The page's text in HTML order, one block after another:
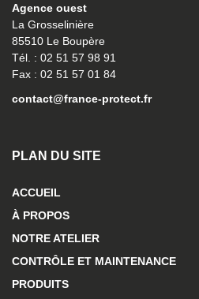
Agence ouest
La Grosselinière
85510 Le Boupère
Tél. : 02 51 57 98 91
Fax : 02 51 57 01 84
contact@france-protect.fr
PLAN DU SITE
ACCUEIL
À PROPOS
NOTRE ATELIER
CONTRÔLE ET MAINTENANCE
PRODUITS